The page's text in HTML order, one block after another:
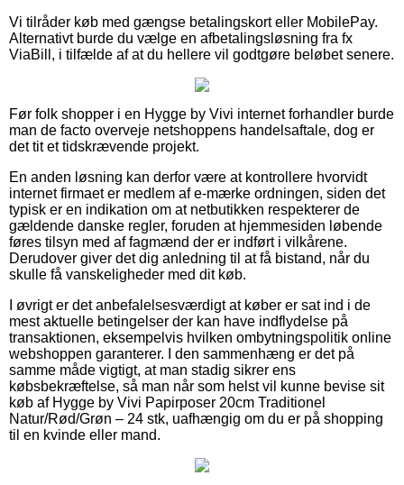
Vi tilråder køb med gængse betalingskort eller MobilePay.
Alternativt burde du vælge en afbetalingsløsning fra fx
ViaBill, i tilfælde af at du hellere vil godtgøre beløbet senere.
Før folk shopper i en Hygge by Vivi internet forhandler burde
man de facto overveje netshoppens handelsaftale, dog er
det tit et tidskrævende projekt.
En anden løsning kan derfor være at kontrollere hvorvidt
internet firmaet er medlem af e-mærke ordningen, siden det
typisk er en indikation om at netbutikken respekterer de
gældende danske regler, foruden at hjemmesiden løbende
føres tilsyn med af fagmænd der er indført i vilkårene.
Derudover giver det dig anledning til at få bistand, når du
skulle få vanskeligheder med dit køb.
I øvrigt er det anbefalelsesværdigt at køber er sat ind i de
mest aktuelle betingelser der kan have indflydelse på
transaktionen, eksempelvis hvilken ombytningspolitik online
webshoppen garanterer. I den sammenhæng er det på
samme måde vigtigt, at man stadig sikrer ens
købsbekræftelse, så man når som helst vil kunne bevise sit
køb af Hygge by Vivi Papirposer 20cm Traditionel
Natur/Rød/Grøn – 24 stk, uafhængig om du er på shopping
til en kvinde eller mand.